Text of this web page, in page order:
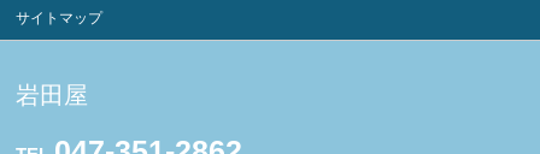
サイトマップ
岩田屋